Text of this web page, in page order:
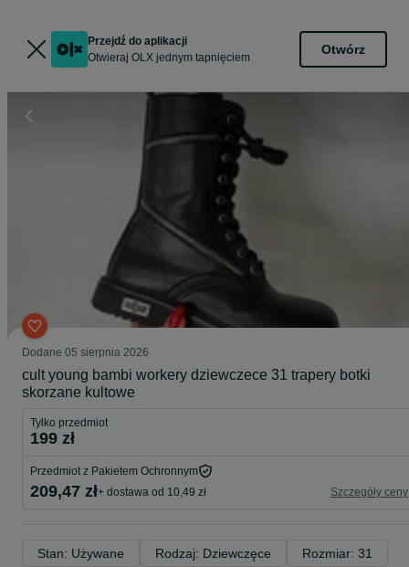
Przejdź do aplikacji
Otwieraj OLX jednym tapnięciem
Otwórz
Dodane 05 sierpnia 2026
cult young bambi workery dziewczece 31 trapery botki
skorzane kultowe
Tylko przedmiot
199 zł
Przedmiot z Pakietem Ochronnym
209,47 zł+ dostawa od 10,49 zł Szczegóły ceny
Stan: Używane Rodzaj: Dziewczęce Rozmiar: 31